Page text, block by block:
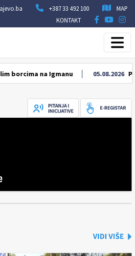
+387 33 492 100
MAP
KONTAKT
Igmanu 05.08.2026 Počela